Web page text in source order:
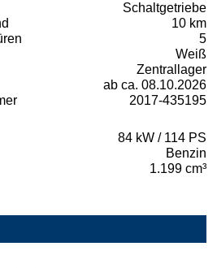
Schaltgetriebe
10 km
5
Weiß
Zentrallager
ab ca. 08.10.2026
2017-435195
84 kW / 114 PS
Benzin
1.199 cm³